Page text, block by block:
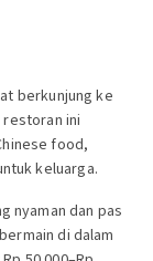
berkunjung ke
restoran ini
food,
keluarga.
nyaman dan pas
di dalam